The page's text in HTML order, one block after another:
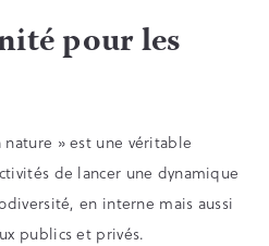
pour les
» est une véritable
de lancer une dynamique
en interne mais aussi
publics et privés.